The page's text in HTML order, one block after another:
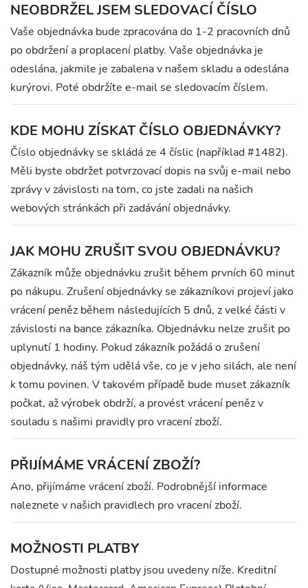
NEOBDRŽEL JSEM SLEDOVACÍ ČÍSLO
Vaše objednávka bude zpracována do 1-2 pracovních dnů
po obdržení a proplacení platby. Vaše objednávka je
odeslána, jakmile je zabalena v našem skladu a odeslána
kurýrovi. Poté obdržíte e-mail se sledovacím číslem.
KDE MOHU ZÍSKAT ČÍSLO OBJEDNÁVKY?
Číslo objednávky se skládá ze 4 číslic (například #1482).
Měli byste obdržet potvrzovací dopis na svůj e-mail nebo
zprávy v závislosti na tom, co jste zadali na našich
webových stránkách při zadávání objednávky.
JAK MOHU ZRUŠIT SVOU OBJEDNÁVKU?
Zákazník může objednávku zrušit během prvních 60 minut
po nákupu. Zrušení objednávky se zákazníkovi projeví jako
vrácení peněz během následujících 5 dnů, z velké části v
závislosti na bance zákazníka. Objednávku nelze zrušit po
uplynutí 1 hodiny. Pokud zákazník požádá o zrušení
objednávky, náš tým udělá vše, co je v jeho silách, ale není
k tomu povinen. V takovém případě bude muset zákazník
počkat, až výrobek obdrží, a provést vrácení peněz v
souladu s našimi pravidly pro vracení zboží.
PŘIJÍMÁME VRÁCENÍ ZBOŽÍ?
Ano, přijímáme vrácení zboží. Podrobnější informace
naleznete v našich pravidlech pro vracení zboží.
MOŽNOSTI PLATBY
Dostupné možnosti platby jsou uvedeny níže. Kreditní